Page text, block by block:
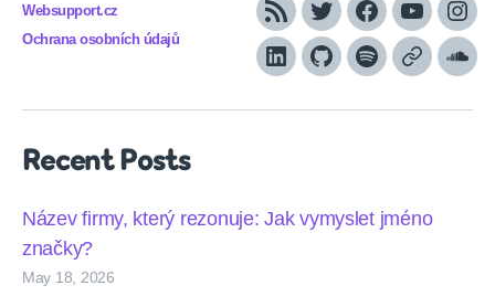
Websupport.cz
Ochrana osobních údajů
RSS TwitterFacebook
YouTube
LinkedInGithubSpotifyApple
Recent Posts
Název firmy, který rezonuje: Jak vymyslet jméno
značky?
May 18, 2026